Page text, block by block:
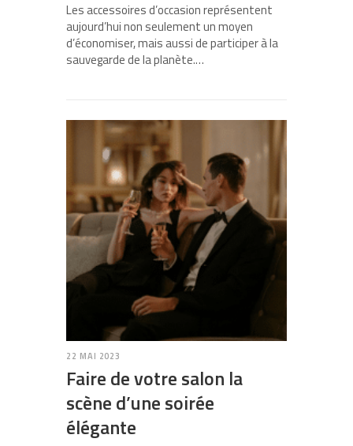
Les accessoires d’occasion représentent
aujourd’hui non seulement un moyen
d’économiser, mais aussi de participer à la
sauvegarde de la planète.…
22 MAI 2023
Faire de votre salon la
scène d’une soirée
élégante